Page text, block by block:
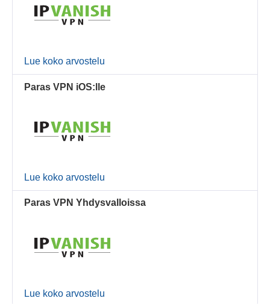
Lue koko arvostelu
Paras VPN iOS:lle
Lue koko arvostelu
Paras VPN Yhdysvalloissa
Lue koko arvostelu